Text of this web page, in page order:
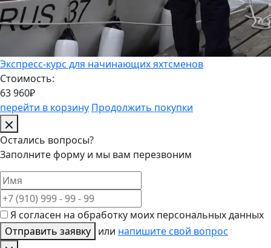
Экспресс-курс для начинающих яхтсменов
Стоимость:
63 960₽
перейти в корзину Продолжить покупки
Остались вопросы?
Заполните форму и мы вам перезвоним
Я согласен на обработку моих персональных данных
Отправить заявку или напишите свой вопрос